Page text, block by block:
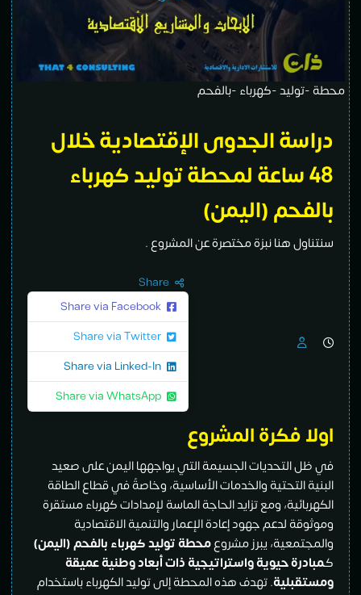
محطة -توليد -كهرباء -بالفحم
دراسة الجدوى الإقتصادية خلال
48 ساعة ل
محطة توليد كهرباء
بالفحم (اليمن)
سنتناول هنا نبزة مختصرة عن المشروع .
Share
Share via Facebook
Share via Twitter
Share via Linked-In
Share via WhatsApp
اولا فكرة المشروع
في ظل التحديات الجسيمة التي يواجهها اليمن على صعيد
البنية التحتية والخدمات الأساسية، وخاصةً في قطاع الطاقة
الكهربائية، ومع تزايد الحاجة الماسة لإمدادات كهرباء مستقرة
وموثوقة لدعم جهود إعادة الإعمار والتنمية الاقتصادية
والمجتمعية، يبرز مشروعمحطة توليد كهرباء بالفحم (اليمن)
كـمبادرة حيوية واستراتيجية ذات أبعاد وطنية عميقة
ومستقبلية. تهدف هذه المحطة إلى توليد الكهرباء باستخدام